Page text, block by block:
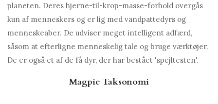
planeten. Deres hjerne-til-krop-masse-forhold overgås
kun af menneskers og er lig med vandpattedyrs og
menneskeaber. De udviser meget intelligent adfærd,
såsom at efterligne menneskelig tale og bruge værktøjer.
De er også et af de få dyr, der har bestået 'spejltesten'.
Magpie Taksonomi